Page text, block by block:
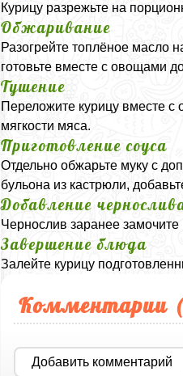
Курицу разрежьте на
Обжаривание
Разогрейте топлёное масло
готовьте вместе с овощами
Тушение
Переложите курицу вместе
мягкости мяса.
Приготовление соуса
Отдельно обжарьте муку с
бульона из кастрюли,
Добавление
Чернослив заранее замочите
Завершение блюда
Залейте курицу
Комментарии
Добавить комментарий